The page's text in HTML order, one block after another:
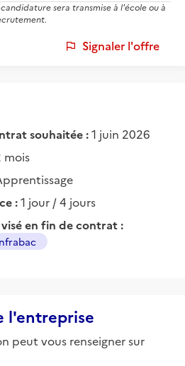
sera transmise à l'école ou à
Signaler l'offre
souhaitée :1 juin 2026
mois
:1 jour / 4 jours
en fin de contrat :
l'entreprise
peut vous renseigner sur